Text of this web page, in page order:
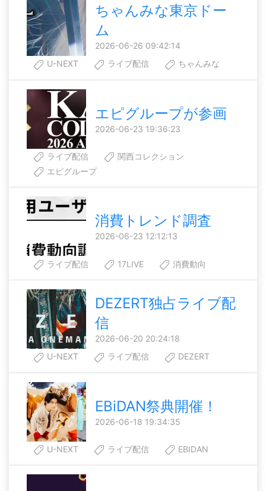
ちゃんみな東京ドー
ム
2026-06-26 09:42:14
U-NEXT
ライブ配信 ちゃんみな
エピグループが参画
2026-06-23 19:36:23
ライブ配信
関西コレクション
エピグループ
消費トレンド調査
2026-06-23 12:12:13
ライブ配信 17LIVE 消費動向
DEZERT独占ライブ配
信
2026-06-20 20:24:18
U-NEXT
ライブ配信 DEZERT
EBiDAN祭典開催！
2026-06-18 19:34:35
U-NEXT ライブ配信 EBIDAN